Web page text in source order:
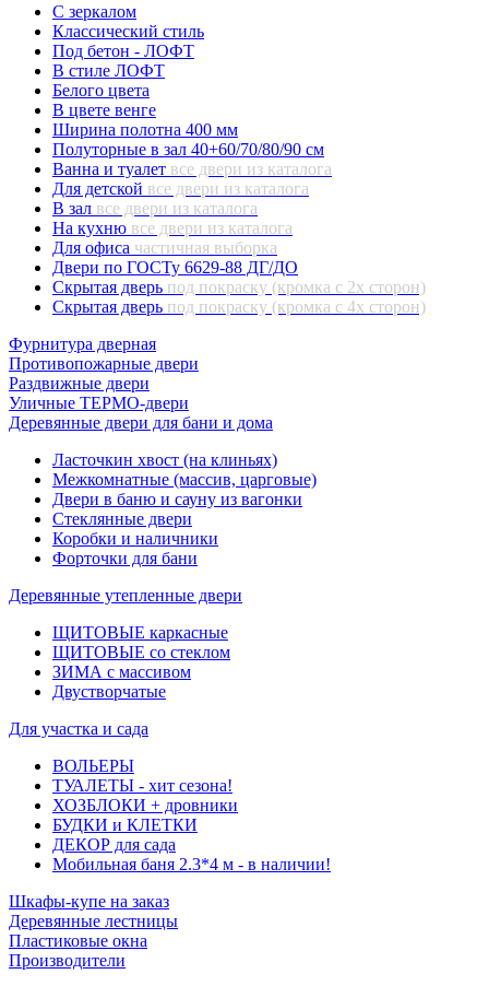
С зеркалом
Классический стиль
Под бетон - ЛОФТ
В стиле ЛОФТ
Белого цвета
В цвете венге
Ширина полотна 400 мм
Полуторные в зал 40+60/70/80/90 см
Ванна и туалет все двери из каталога
Для детской все двери из каталога
В зал все двери из каталога
На кухню все двери из каталога
Для офиса частичная выборка
Двери по ГОСТу 6629-88 ДГ/ДО
Скрытая дверь под покраску (кромка с 2х сторон)
Скрытая дверь под покраску (кромка с 4х сторон)
Фурнитура дверная
Противопожарные двери
Раздвижные двери
Уличные ТЕРМО-двери
Деревянные двери для бани и дома
Ласточкин хвост (на клиньях)
Межкомнатные (массив, царговые)
Двери в баню и сауну из вагонки
Стеклянные двери
Коробки и наличники
Форточки для бани
Деревянные утепленные двери
ЩИТОВЫЕ каркасные
ЩИТОВЫЕ со стеклом
ЗИМА с массивом
Двустворчатые
Для участка и сада
ВОЛЬЕРЫ
ТУАЛЕТЫ - хит сезона!
ХОЗБЛОКИ + дровники
БУДКИ и КЛЕТКИ
ДЕКОР для сада
Мобильная баня 2.3*4 м - в наличии!
Шкафы-купе на заказ
Деревянные лестницы
Пластиковые окна
Производители